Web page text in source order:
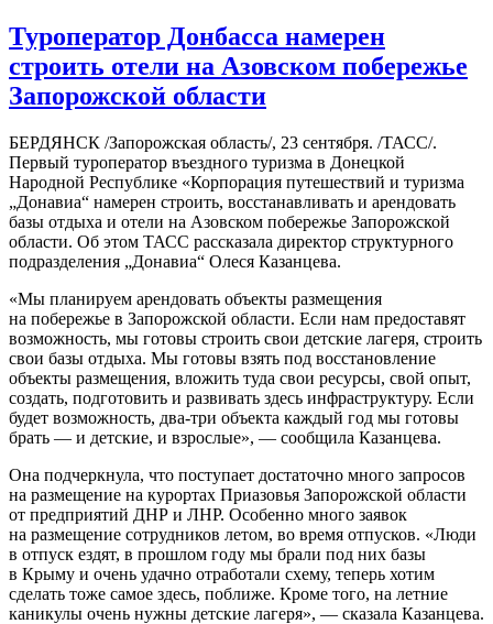
Туроператор Донбасса намерен
строить отели на Азовском побережье
Запорожской области
БЕРДЯНСК /Запорожская область/, 23 сентября. /ТАСС/.
Первый туроператор въездного туризма в Донецкой
Народной Республике «Корпорация путешествий и туризма
„Донавиа“ намерен строить, восстанавливать и арендовать
базы отдыха и отели на Азовском побережье Запорожской
области. Об этом ТАСС рассказала директор структурного
подразделения „Донавиа“ Олеся Казанцева.
«Мы планируем арендовать объекты размещения
на побережье в Запорожской области. Если нам предоставят
возможность, мы готовы строить свои детские лагеря, строить
свои базы отдыха. Мы готовы взять под восстановление
объекты размещения, вложить туда свои ресурсы, свой опыт,
создать, подготовить и развивать здесь инфраструктуру. Если
будет возможность, два-три объекта каждый год мы готовы
брать — и детские, и взрослые», — сообщила Казанцева.
Она подчеркнула, что поступает достаточно много запросов
на размещение на курортах Приазовья Запорожской области
от предприятий ДНР и ЛНР. Особенно много заявок
на размещение сотрудников летом, во время отпусков. «Люди
в отпуск ездят, в прошлом году мы брали под них базы
в Крыму и очень удачно отработали схему, теперь хотим
сделать тоже самое здесь, поближе. Кроме того, на летние
каникулы очень нужны детские лагеря», — сказала Казанцева.